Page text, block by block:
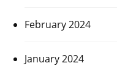
February 2024
January 2024